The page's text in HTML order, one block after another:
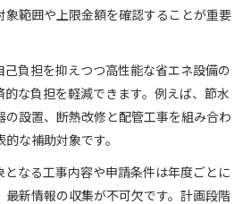
象範囲や上限金額を確認することが重要
己負担を抑えつつ高性能な省エネ設備の
的な負担を軽減できます。例えば、節水
の設置、断熱改修と配管工事を組み合わ
な補助対象です。
となる工事内容や申請条件は年度ごとに
最新情報の収集が不可欠です。計画段階